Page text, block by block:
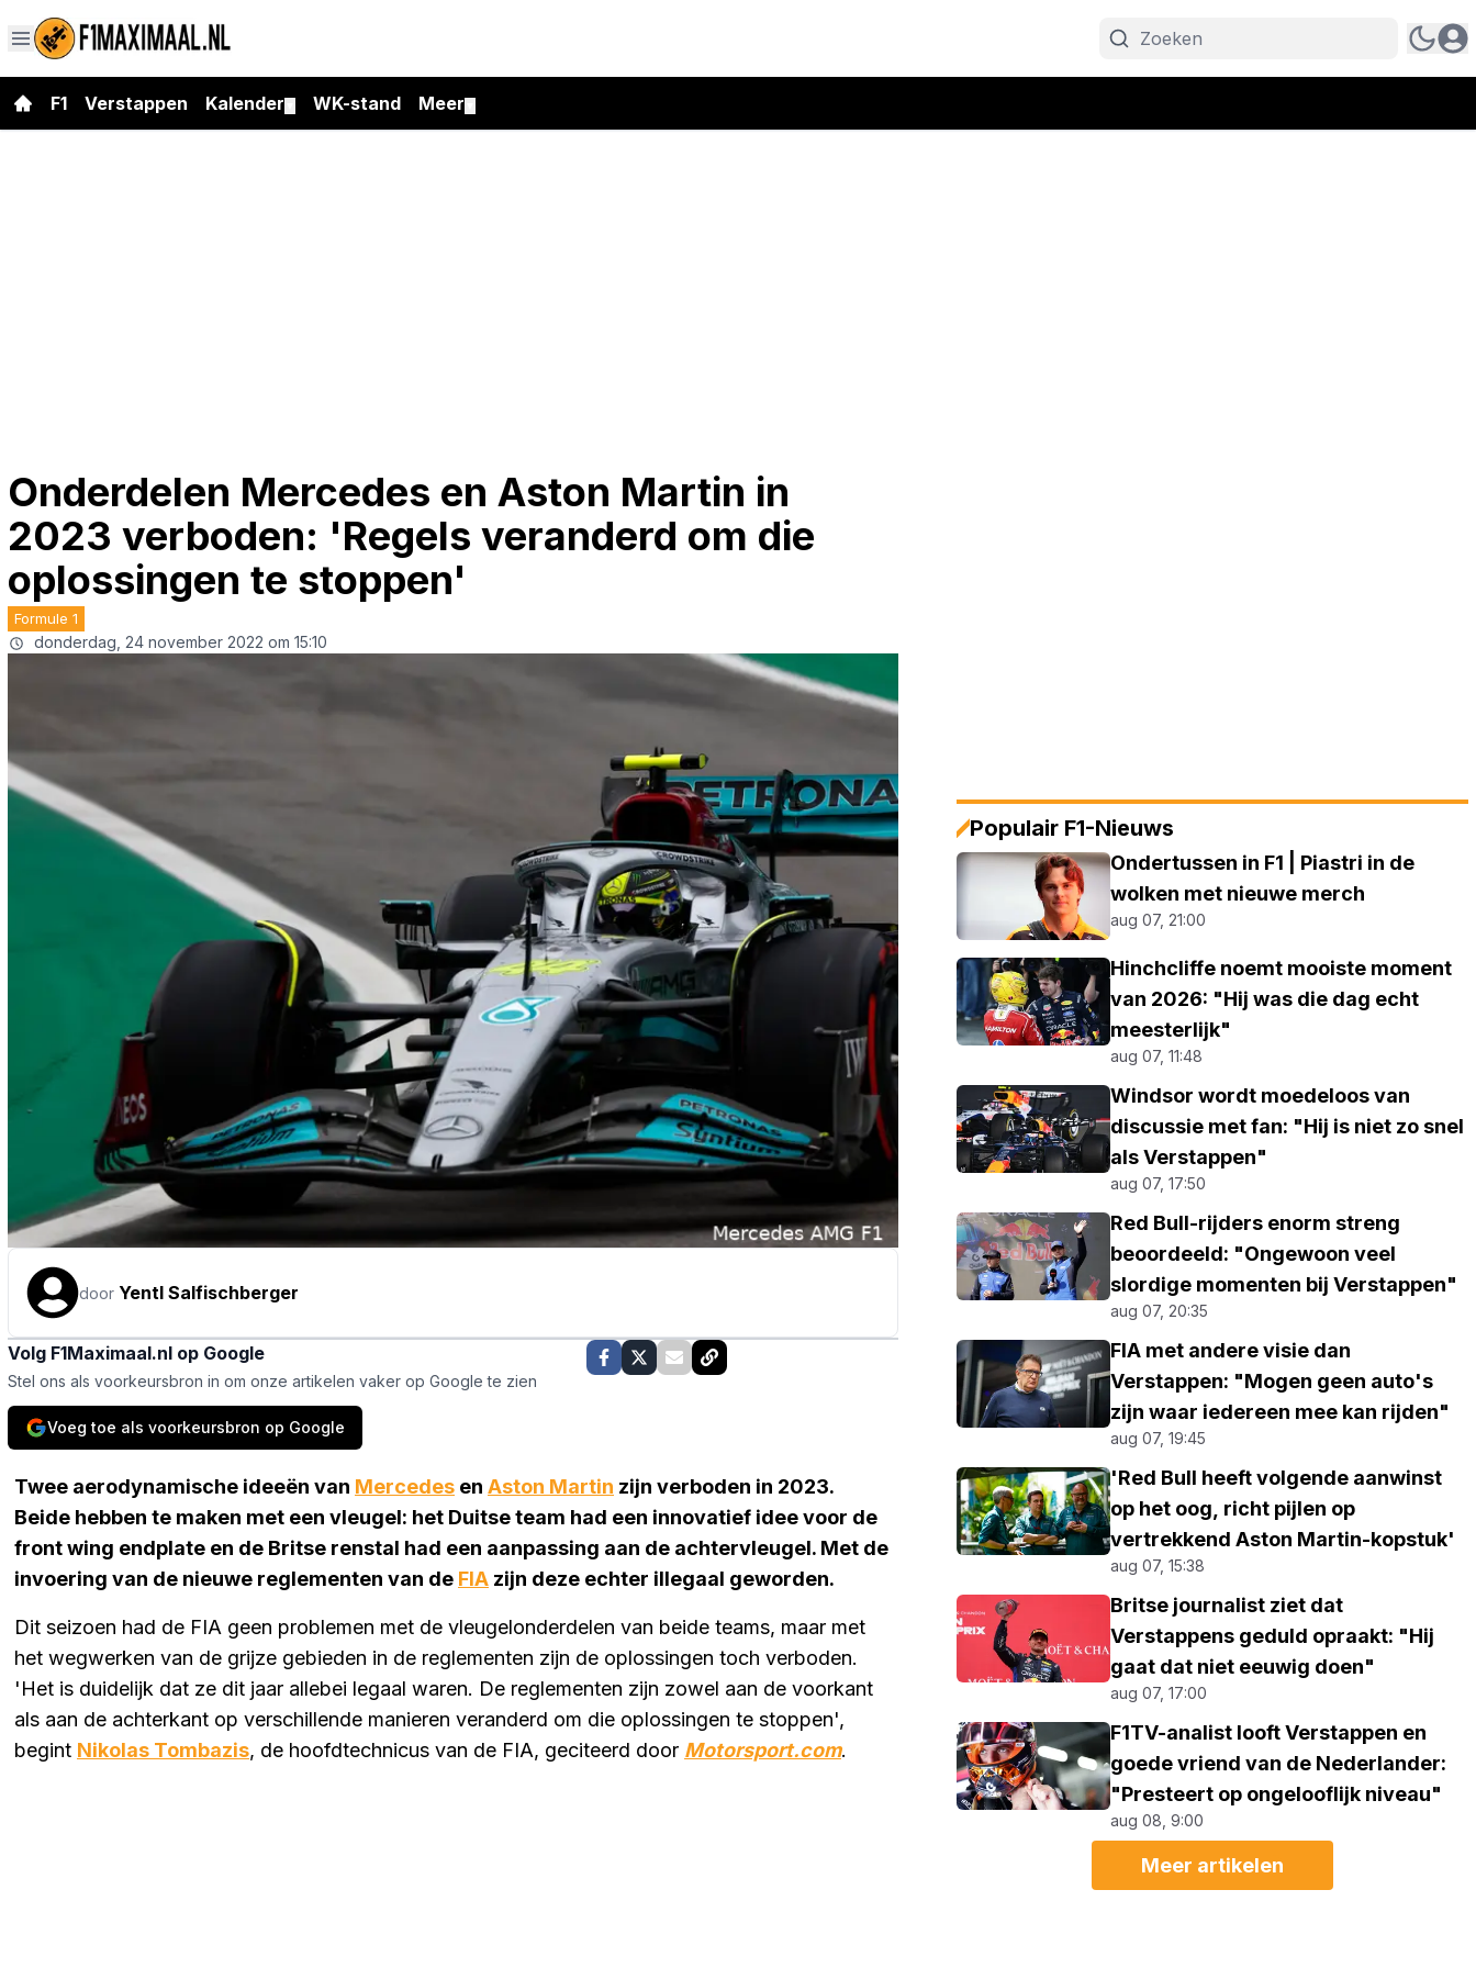
F1 Verstappen Kalender WK-stand Meer
Onderdelen Mercedes en Aston Martin in
2023 verboden: 'Regels veranderd om die
oplossingen te stoppen'
Formule 1
donderdag, 24 november 2022 om 15:10
door Yentl Salfischberger
Volg F1Maximaal.nl op Google
Stel ons als voorkeursbron in om onze artikelen vaker op Google te zien
Voeg toe als voorkeursbron op Google
Twee aerodynamische ideeën van Mercedes en Aston Martin zijn verboden in 2023.
Beide hebben te maken met een vleugel: het Duitse team had een innovatief idee voor de
front wing endplate en de Britse renstal had een aanpassing aan de achtervleugel. Met de
invoering van de nieuwe reglementen van de FIA zijn deze echter illegaal geworden.
Dit seizoen had de FIA geen problemen met de vleugelonderdelen van beide teams, maar met
het wegwerken van de grijze gebieden in de reglementen zijn de oplossingen toch verboden.
'Het is duidelijk dat ze dit jaar allebei legaal waren. De reglementen zijn zowel aan de voorkant
als aan de achterkant op verschillende manieren veranderd om die oplossingen te stoppen',
begint Nikolas Tombazis, de hoofdtechnicus van de FIA, geciteerd door Motorsport.com.
Populair F1-Nieuws
Ondertussen in F1 | Piastri in de
wolken met nieuwe merch
aug 07, 21:00
Hinchcliffe noemt mooiste moment
van 2026: "Hij was die dag echt
meesterlijk"
aug 07, 11:48
Windsor wordt moedeloos van
discussie met fan: "Hij is niet zo snel
als Verstappen"
aug 07, 17:50
Red Bull-rijders enorm streng
beoordeeld: "Ongewoon veel
slordige momenten bij Verstappen"
aug 07, 20:35
FIA met andere visie dan
Verstappen: "Mogen geen auto's
zijn waar iedereen mee kan rijden"
aug 07, 19:45
'Red Bull heeft volgende aanwinst
op het oog, richt pijlen op
vertrekkend Aston Martin-kopstuk'
aug 07, 15:38
Britse journalist ziet dat
Verstappens geduld opraakt: "Hij
gaat dat niet eeuwig doen"
aug 07, 17:00
F1TV-analist looft Verstappen en
goede vriend van de Nederlander:
"Presteert op ongelooflijk niveau"
aug 08, 9:00
Meer artikelen